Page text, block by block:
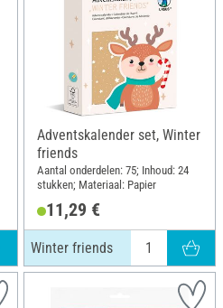
Adventskalender set, Winter
friends
Aantal onderdelen: 75; Inhoud: 24
stukken; Materiaal: Papier
11,29 €
Winter friends